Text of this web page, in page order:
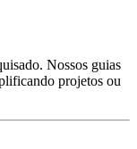
Nossos guias
projetos ou